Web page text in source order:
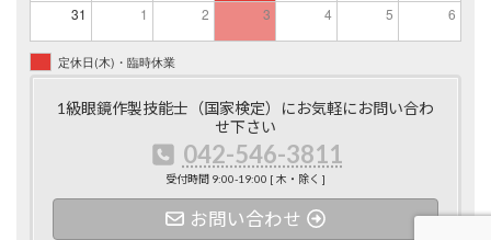
31 1 2 3 4 5 6
定休日(木)・臨時休業
1級眼鏡作製技能士（国家検定）にお気軽にお問い合わ
せ下さい
042-546-3811
受付時間 9:00-19:00 [ 木・除く ]
お問い合わせ